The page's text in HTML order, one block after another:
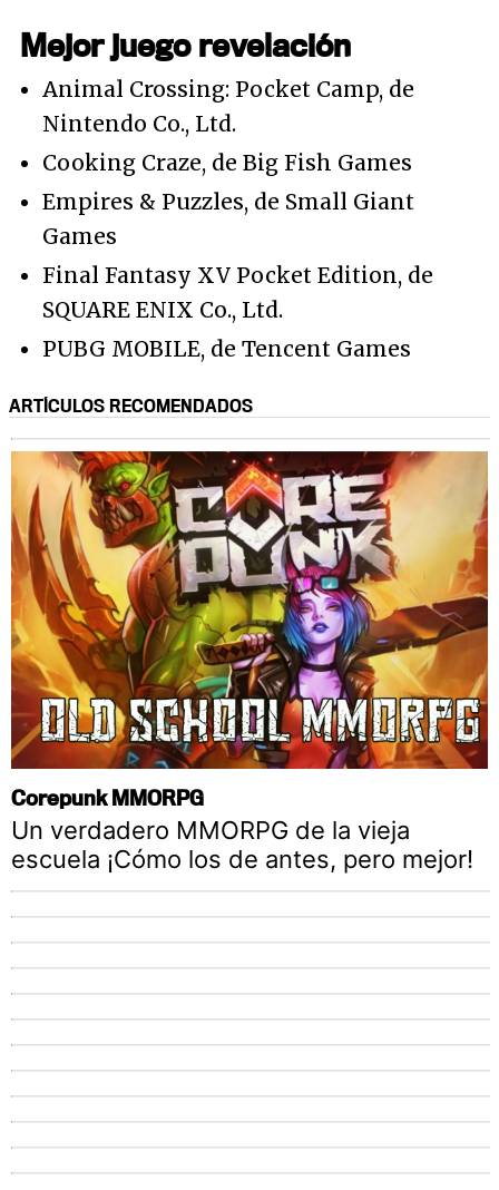
Mejor juego revelación
Animal Crossing: Pocket Camp, de
Nintendo Co., Ltd.
Cooking Craze, de Big Fish Games
Empires & Puzzles, de Small Giant
Games
Final Fantasy XV Pocket Edition, de
SQUARE ENIX Co., Ltd.
PUBG MOBILE, de Tencent Games
ARTÍCULOS RECOMENDADOS
Corepunk MMORPG
Un verdadero MMORPG de la vieja
escuela ¡Cómo los de antes, pero mejor!